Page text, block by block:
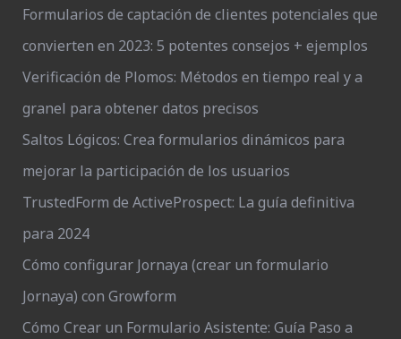
Formularios de captación de clientes potenciales que
convierten en 2023: 5 potentes consejos + ejemplos
Verificación de Plomos: Métodos en tiempo real y a
granel para obtener datos precisos
Saltos Lógicos: Crea formularios dinámicos para
mejorar la participación de los usuarios
TrustedForm de ActiveProspect: La guía definitiva
para 2024
Cómo configurar Jornaya (crear un formulario
Jornaya) con Growform
Cómo Crear un Formulario Asistente: Guía Paso a